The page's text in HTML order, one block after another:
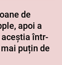
de
apoi a
într-
puțin de